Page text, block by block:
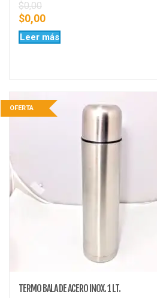
$0,00
$0,00
Leer más
OFERTA
TERMO BALA DE ACERO INOX. 1 LT.